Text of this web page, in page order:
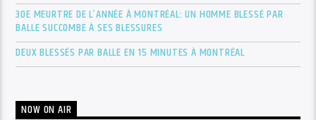
30E MEURTRE DE L’ANNÉE À MONTRÉAL: UN HOMME BLESSÉ PAR
BALLE SUCCOMBE À SES BLESSURES
DEUX BLESSÉS PAR BALLE EN 15 MINUTES À MONTRÉAL
NOW ON AIR